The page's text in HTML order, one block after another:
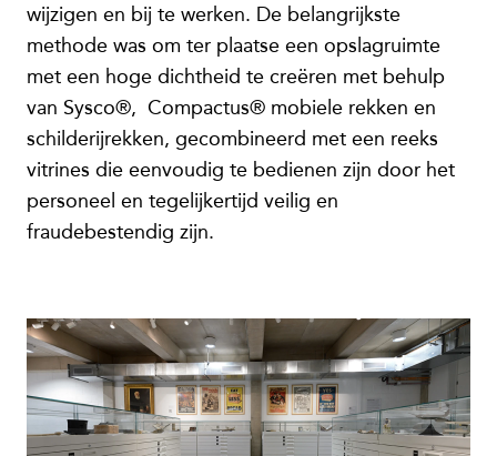
wijzigen en bij te werken. De belangrijkste
methode was om ter plaatse een opslagruimte
met een hoge dichtheid te creëren met behulp
van Sysco®, Compactus® mobiele rekken en
schilderijrekken, gecombineerd met een reeks
vitrines die eenvoudig te bedienen zijn door het
personeel en tegelijkertijd veilig en
fraudebestendig zijn.